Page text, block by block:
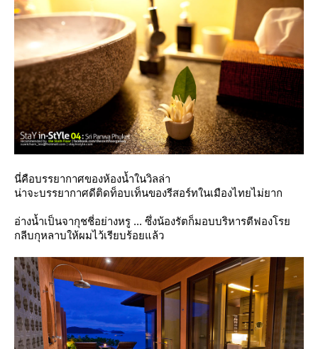
นี่คือบรรยากาศของห้องน้ำในวิลล่า
น่าจะบรรยากาศดีติดท็อบเท็นของรีสอร์ทในเมืองไทยไม่ยาก
อ่างน้ำเป็นจากุชชี่อย่างหรู ... ซึ่งน้องรัตก็มอบบริหารตีฟองโร
กลีบกุหลาบให้ผมไว้เรียบร้อยแล้ว